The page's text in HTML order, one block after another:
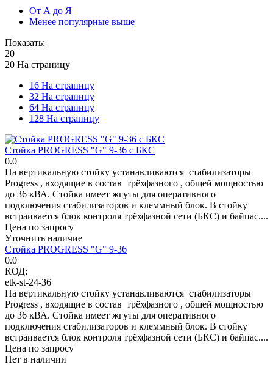
От А до Я
Менее популярные выше
Показать:
20
20 На страницу
16 На страницу
32 На страницу
64 На страницу
128 На страницу
Стойка PROGRESS "G" 9-36 c БКС
0.0
На вертикальную стойку устанавливаются стабилизаторы
Progress , входящие в состав трёхфазного , общей мощностью
до 36 кВА. Стойка имеет жгуты для оперативного
подключения стабилизаторов и клеммный блок. В стойку
встраивается блок контроля трёхфазной сети (БКС) и байпас....
Цена по запросу
Уточнить наличие
Стойка PROGRESS "G" 9-36
0.0
КОД:
etk-st-24-36
На вертикальную стойку устанавливаются стабилизаторы
Progress , входящие в состав трёхфазного , общей мощностью
до 36 кВА. Стойка имеет жгуты для оперативного
подключения стабилизаторов и клеммный блок. В стойку
встраивается блок контроля трёхфазной сети (БКС) и байпас....
Цена по запросу
Нет в наличии